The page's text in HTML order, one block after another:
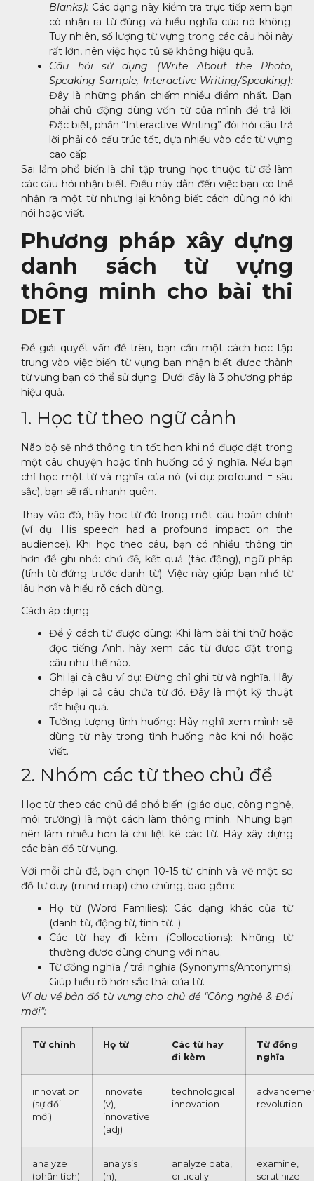
Blanks): Các dạng này kiểm tra trực tiếp xem bạn
có nhận ra từ đúng và hiểu nghĩa của nó không.
Tuy nhiên, số lượng từ vựng trong các câu hỏi này
rất lớn, nên việc học tủ sẽ không hiệu quả.
Câu hỏi sử dụng (Write About the Photo,
Speaking Sample, Interactive Writing/Speaking):
Đây là những phần chiếm nhiều điểm nhất. Bạn
phải chủ động dùng vốn từ của mình để trả lời.
Đặc biệt, phần “Interactive Writing” đòi hỏi câu trả
lời phải có cấu trúc tốt, dựa nhiều vào các từ vựng
cao cấp.
Sai lầm phổ biến là chỉ tập trung học thuộc từ để làm
các câu hỏi nhận biết. Điều này dẫn đến việc bạn có thể
nhận ra một từ nhưng lại không biết cách dùng nó khi
nói hoặc viết.
Phương pháp xây dựng
danh sách từ vựng
thông minh cho bài thi
DET
Để giải quyết vấn đề trên, bạn cần một cách học tập
trung vào việc biến từ vựng bạn nhận biết được thành
từ vựng bạn có thể sử dụng. Dưới đây là 3 phương pháp
hiệu quả.
1. Học từ theo ngữ cảnh
Não bộ sẽ nhớ thông tin tốt hơn khi nó được đặt trong
một câu chuyện hoặc tình huống có ý nghĩa. Nếu bạn
chỉ học một từ và nghĩa của nó (ví dụ: profound = sâu
sắc), bạn sẽ rất nhanh quên.
Thay vào đó, hãy học từ đó trong một câu hoàn chỉnh
(ví dụ: His speech had a profound impact on the
audience). Khi học theo câu, bạn có nhiều thông tin
hơn để ghi nhớ: chủ đề, kết quả (tác động), ngữ pháp
(tính từ đứng trước danh từ). Việc này giúp bạn nhớ từ
lâu hơn và hiểu rõ cách dùng.
Cách áp dụng:
Để ý cách từ được dùng: Khi làm bài thi thử hoặc
đọc tiếng Anh, hãy xem các từ được đặt trong
câu như thế nào.
Ghi lại cả câu ví dụ: Đừng chỉ ghi từ và nghĩa. Hãy
chép lại cả câu chứa từ đó. Đây là một kỹ thuật
rất hiệu quả.
Tưởng tượng tình huống: Hãy nghĩ xem mình sẽ
dùng từ này trong tình huống nào khi nói hoặc
viết.
2. Nhóm các từ theo chủ đề
Học từ theo các chủ đề phổ biến (giáo dục, công nghệ,
môi trường) là một cách làm thông minh. Nhưng bạn
nên làm nhiều hơn là chỉ liệt kê các từ. Hãy xây dựng
các bản đồ từ vựng.
Với mỗi chủ đề, bạn chọn 10-15 từ chính và vẽ một sơ
đồ tư duy (mind map) cho chúng, bao gồm:
Họ từ (Word Families): Các dạng khác của từ
(danh từ, động từ, tính từ…).
Các từ hay đi kèm (Collocations): Những từ
thường được dùng chung với nhau.
Từ đồng nghĩa / trái nghĩa (Synonyms/Antonyms):
Giúp hiểu rõ hơn sắc thái của từ.
Ví dụ về bản đồ từ vựng cho chủ đề “Công nghệ & Đổi
mới”:
Từ chính Họ từ
Các từ hay
đi kèm
Từ đồng
nghĩa
innovation
(sự đổi
mới)
innovate
(v),
innovative
(adj)
technological
innovation
revolution
analyze
(phân tích)
analysis
(n),
analyze data,
critically
examine,
scrutinize